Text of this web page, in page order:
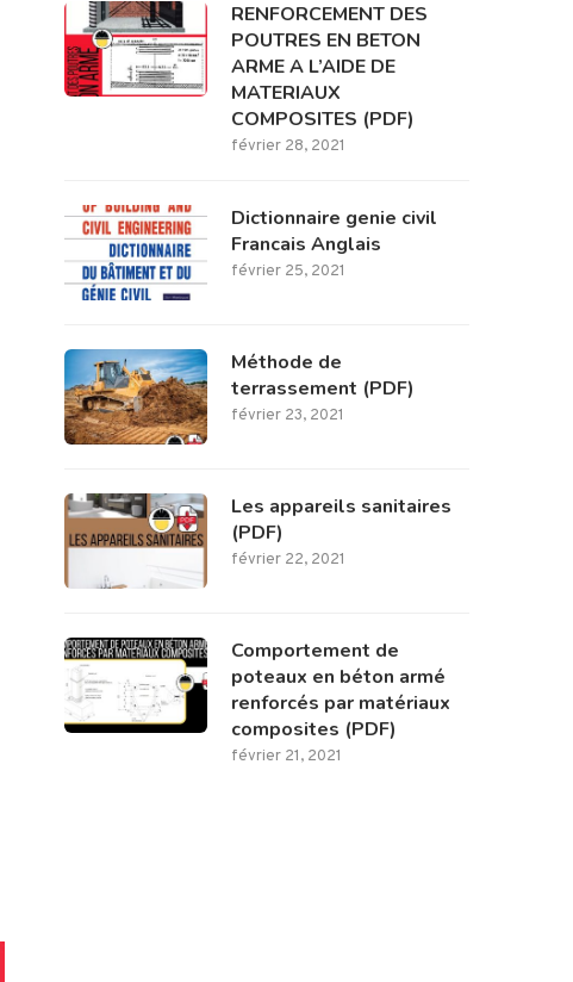
RENFORCEMENT DES
POUTRES EN BETON
ARME A L’AIDE DE
MATERIAUX
COMPOSITES (PDF)
février 28, 2021
Dictionnaire genie civil
Francais Anglais
février 25, 2021
Méthode de
terrassement (PDF)
février 23, 2021
Les appareils sanitaires
(PDF)
février 22, 2021
Comportement de
poteaux en béton armé
renforcés par matériaux
composites (PDF)
février 21, 2021